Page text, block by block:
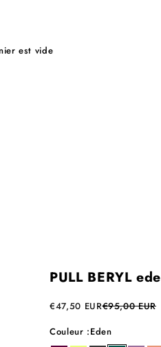
est vide
PULL BERYL
Prix de vente
€47,50 EURPrix normal
€95,00 EUR
Couleur :Eden